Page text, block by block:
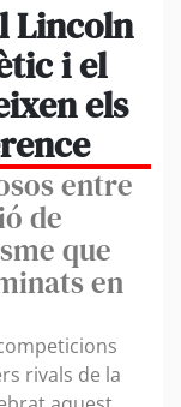
Lincoln
i el
els
entre
de
que
en
rivals de la